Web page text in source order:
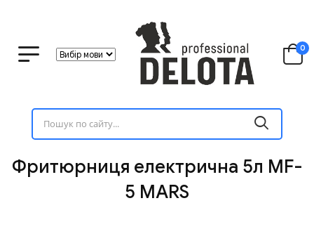
0
Фритюрниця електрична 5л MF-
5 MARS